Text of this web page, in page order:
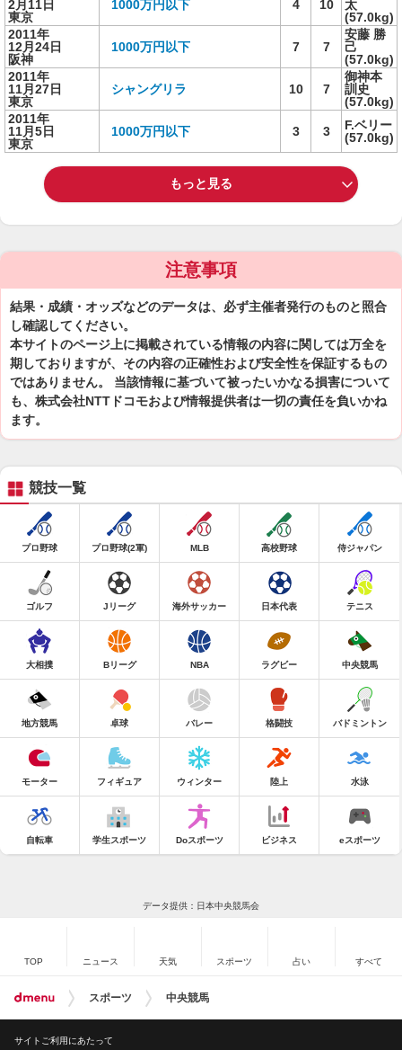
2月11日
東京
1000万円以下 4 10
太
(57.0kg)
2011年
12月24日
阪神
1000万円以下 7 7
安藤 勝
己
(57.0kg)
2011年
11月27日
東京
シャングリラ 10 7
御神本
訓史
(57.0kg)
2011年
11月5日
東京
1000万円以下 3 3
F.ベリー
(57.0kg)
もっと見る
注意事項
結果・成績・オッズなどのデータは、必ず主催者発行のものと照合
し確認してください。
本サイトのページ上に掲載されている情報の内容に関しては万全を
期しておりますが、その内容の正確性および安全性を保証するもの
ではありません。 当該情報に基づいて被ったいかなる損害について
も、株式会社NTTドコモおよび情報提供者は一切の責任を負いかね
ます。
競技一覧
プロ野球 プロ野球(2軍) MLB 高校野球 侍ジャパン
ゴルフ Jリーグ 海外サッカー 日本代表 テニス
大相撲 Bリーグ NBA ラグビー 中央競馬
地方競馬 卓球 バレー 格闘技 バドミントン
モーター フィギュア ウィンター 陸上 水泳
自転車 学生スポーツ Doスポーツ ビジネス eスポーツ
データ提供：日本中央競馬会
TOP ニュース 天気 スポーツ 占い すべて
スポーツ 中央競馬
サイトご利用にあたって